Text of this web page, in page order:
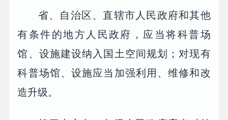
省、自治区、直辖市人民政府和其他
有条件的地方人民政府，应当将科普场
馆、设施建设纳入国土空间规划；对现有
科普场馆、设施应当加强利用、维修和改
造升级。